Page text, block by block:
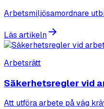
Arbetsmiljösamordnare
Läs artikeln
Arbetsrätt
Säkerhetsregler vid
Att utföra arbete på väg